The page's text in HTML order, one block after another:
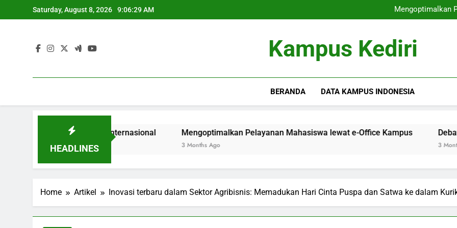
to
Saturday, August 8, 2026 9:06:30 AM
Mengoptimalkan
Debat:
Mengoptimalkan
Debat:
Kampus Kediri
BERANDA DATA KAMPUS INDONESIA
HEADLINES
Zaman Internasional Mengoptimalkan Pelayanan Mahasiswa lewat e-Office Kampus Debat:
Home Artikel Inovasi terbaru dalam Sektor Agribisnis: Memadukan Hari Cinta Puspa dan Satwa ke dalam